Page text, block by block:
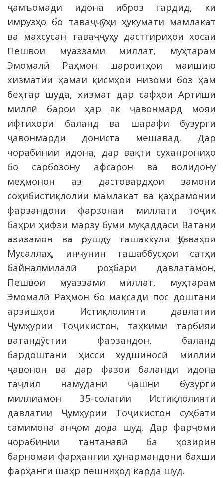
ҷамъомади идона иброз гардид, ки
имрузҳо бо таваҷҷӯҳи ҳукумати мамлакат
ва махсусан таваҷҷуҳу дастгириҳои хосаи
Пешвои муаззами миллат, муҳтарам
Эмомалӣ Раҳмон шароитҳои маишию
хизматии ҳамаи қисмҳои низоми боз ҳам
беҳтар шуда, хизмат дар сафҳои Артиши
миллӣ барои ҳар як ҷавонмард мояи
ифтихори баланд ва шарафи бузурги
ҷавонмарди дониста мешавад. Дар
чорабинии идона, дар вақти суханрониҳо
бо сарбозону афсарон ва волидону
меҳмонон аз дастовардҳои замони
соҳибистиқлолии мамлакат ва қаҳрамонии
фарзандони фарзонаи миллати тоҷик
баҳри ҳифзи марзу буми муқаддаси Ватани
азизамон ва рушду ташаккули Қувваҳои
Мусаллаҳ, инчунин ташаббусҳои сатҳи
байналмилалӣ роҳбари давлатамон,
Пешвои муаззами миллат, муҳтарам
Эмомалӣ Раҳмон бо мақсади пос доштани
арзишҳои Истиқлолияти давлатии
Ҷумҳурии Тоҷикистон, таҳкими тарбияи
ватандӯстии фарзандон, баланд
бардоштани ҳисси худшиносӣ миллии
ҷавонон ва дар фазои баланди идона
таҷлил намудани ҷашни бузурги
миллиамон 35-солагии Истиқлолияти
давлатии Ҷумҳурии Тоҷикистон суҳбати
самимона анҷом дода шуд. Дар фарҷоми
чорабинии тантанавӣ ба ҳозирин
барномаи фарҳангии ҳунармандони бахши
фарҳанги шаҳр пешниҳод карда шуд.